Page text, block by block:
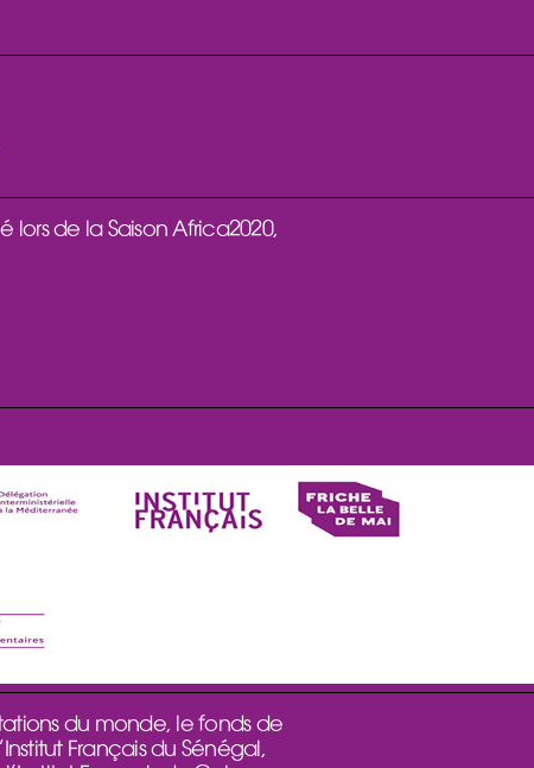
lors de la Saison Africa2020,
du monde, le fonds de
Français du Sénégal,